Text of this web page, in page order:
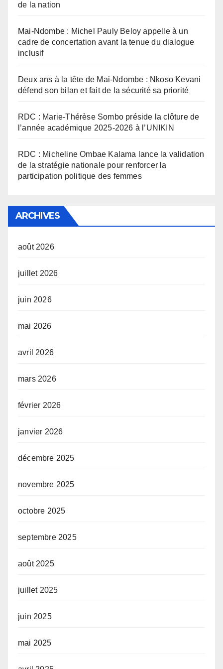
de la nation
Mai-Ndombe : Michel Pauly Beloy appelle à un
cadre de concertation avant la tenue du dialogue
inclusif
Deux ans à la tête de Mai-Ndombe : Nkoso Kevani
défend son bilan et fait de la sécurité sa priorité
RDC : Marie-Thérèse Sombo préside la clôture de
l’année académique 2025-2026 à l’UNIKIN
RDC : Micheline Ombae Kalama lance la validation
de la stratégie nationale pour renforcer la
participation politique des femmes
ARCHIVES
août 2026
juillet 2026
juin 2026
mai 2026
avril 2026
mars 2026
février 2026
janvier 2026
décembre 2025
novembre 2025
octobre 2025
septembre 2025
août 2025
juillet 2025
juin 2025
mai 2025